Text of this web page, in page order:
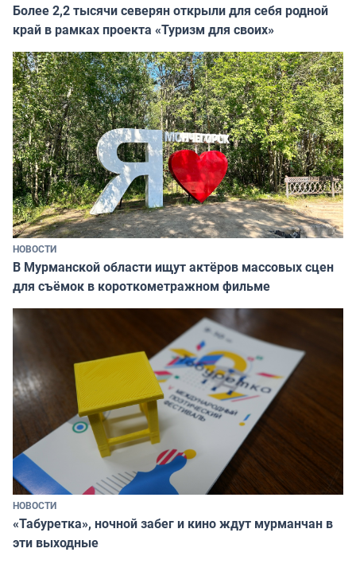
Более 2,2 тысячи северян открыли для себя родной
край в рамках проекта «Туризм для своих»
НОВОСТИ
В Мурманской области ищут актёров массовых сцен
для съёмок в короткометражном фильме
НОВОСТИ
«Табуретка», ночной забег и кино ждут мурманчан в
эти выходные